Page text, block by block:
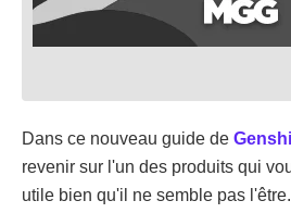
Dans ce nouveau guide de
revenir sur l'un des produits qui
utile bien qu'il ne semble pas